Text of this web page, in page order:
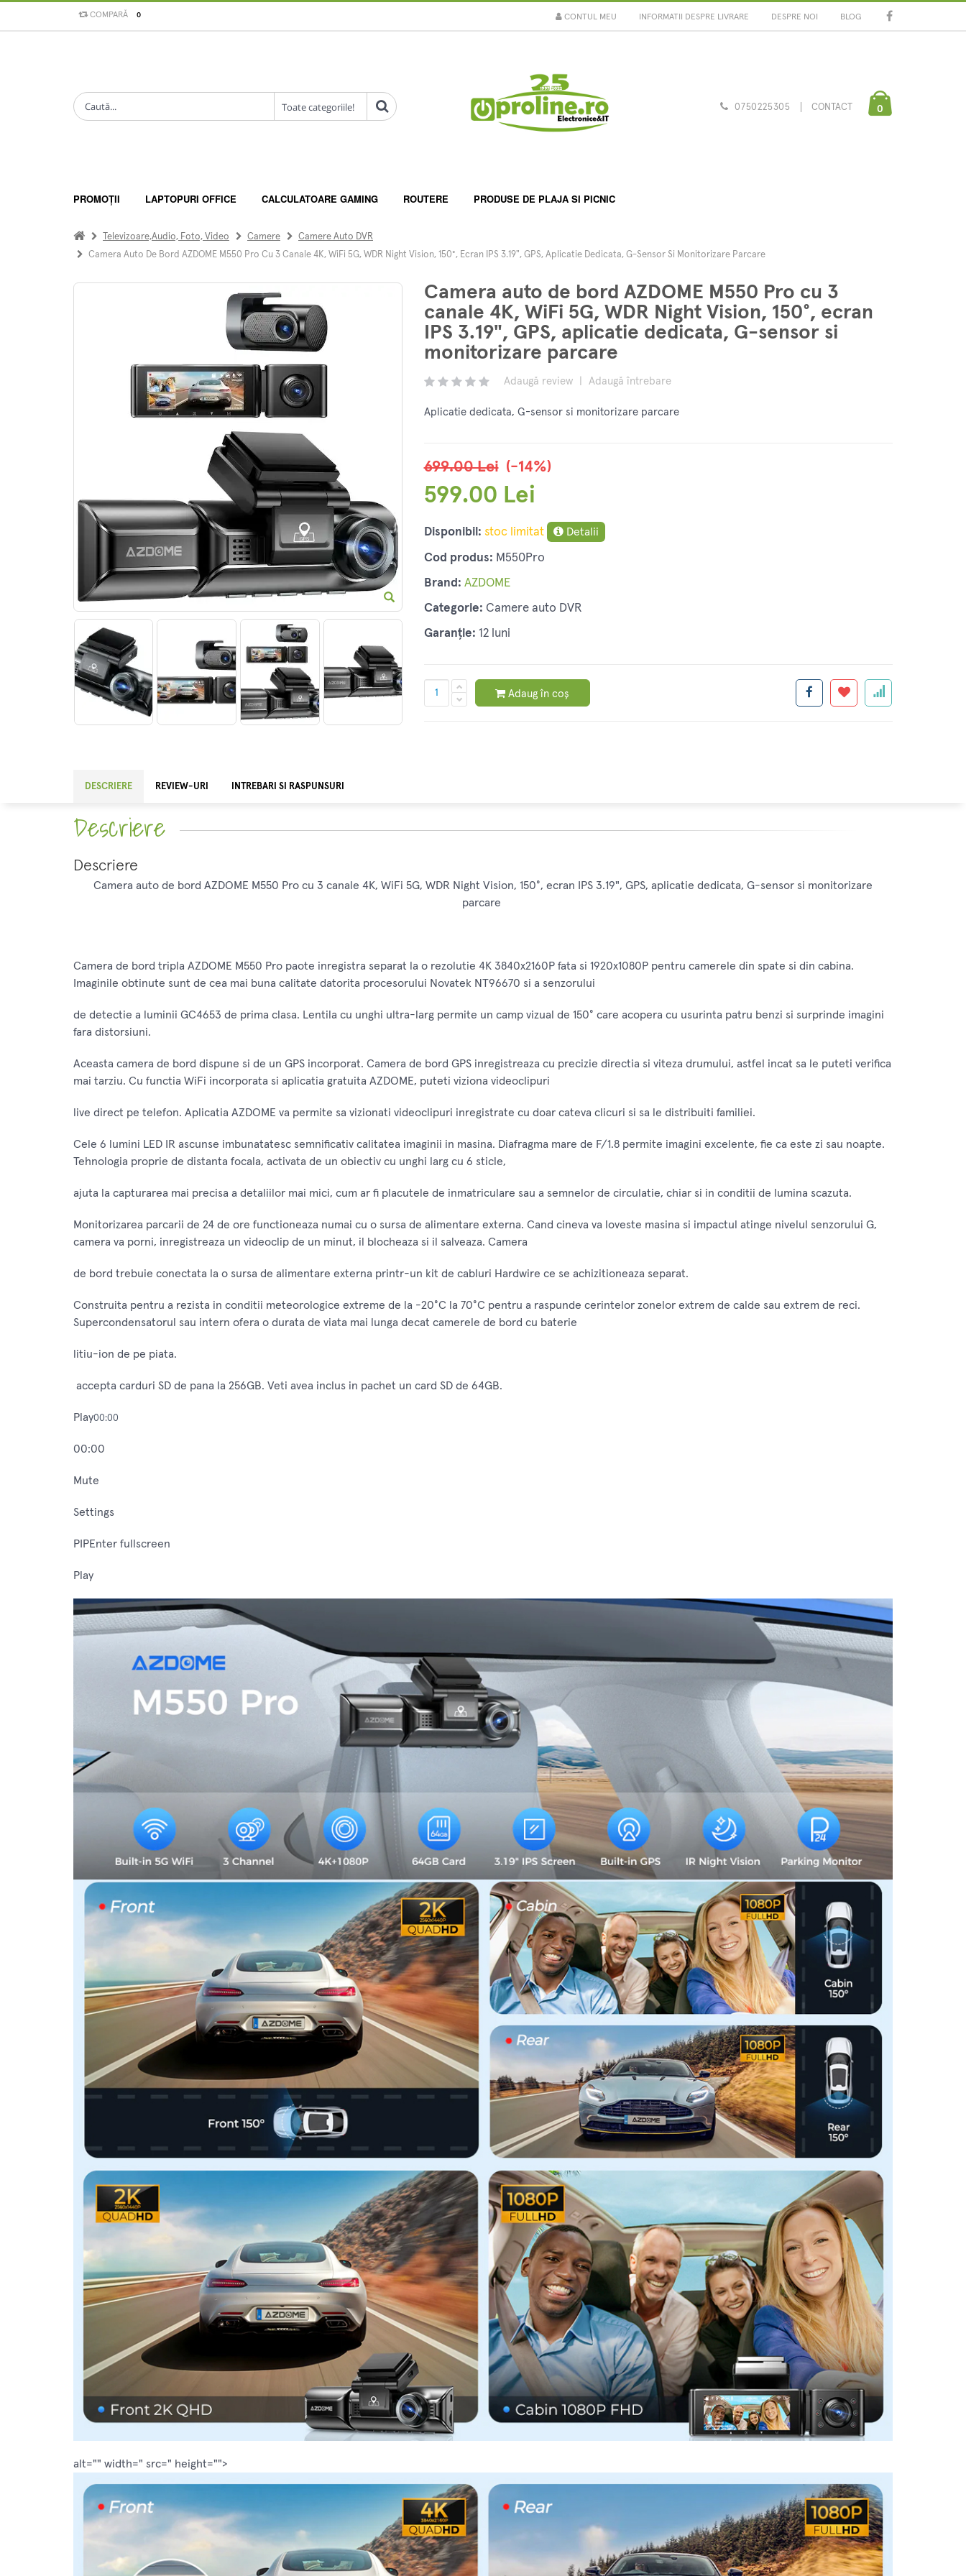
COMPARĂ 0 INFORMATII DESPRE LIVRARE DESPRE NOI BLOG
CONTUL MEU
0750225305 CONTACT 0
PROMOȚII LAPTOPURI OFFICE CALCULATOARE GAMING ROUTERE PRODUSE DE PLAJA SI PICNIC
Televizoare,Audio, Foto, Video Camere
Camere Auto DVR
Camera Auto De Bord AZDOME M550 Pro Cu 3 Canale 4K, WiFi 5G, WDR Night Vision, 150°, Ecran IPS 3.19", GPS, Aplicatie Dedicata, G-Sensor Si Monitorizare Parcare
Camera auto de bord AZDOME M550 Pro cu 3
canale 4K, WiFi 5G, WDR Night Vision, 150°, ecran
IPS 3.19", GPS, aplicatie dedicata, G-sensor si
monitorizare parcare
Adaugă review Adaugă întrebare
Aplicatie dedicata, G-sensor si monitorizare parcare
699.00 Lei (-14%)
599.00 Lei
Disponibil: stoc limitat Detalii
Cod produs: M550Pro
Brand: AZDOME
Categorie: Camere auto DVR
Garanție: 12 luni
Adaug în coș
DESCRIERE REVIEW-URI INTREBARI SI RASPUNSURI
Descriere
Descriere
Camera auto de bord AZDOME M550 Pro cu 3 canale 4K, WiFi 5G, WDR Night Vision, 150°, ecran IPS 3.19", GPS, aplicatie dedicata, G-sensor si monitorizare
parcare
Camera de bord tripla AZDOME M550 Pro paote inregistra separat la o rezolutie 4K 3840x2160P fata si 1920x1080P pentru camerele din spate si din cabina.
Imaginile obtinute sunt de cea mai buna calitate datorita procesorului Novatek NT96670 si a senzorului
de detectie a luminii GC4653 de prima clasa. Lentila cu unghi ultra-larg permite un camp vizual de 150° care acopera cu usurinta patru benzi si surprinde imagini
fara distorsiuni.
Aceasta camera de bord dispune si de un GPS incorporat. Camera de bord GPS inregistreaza cu precizie directia si viteza drumului, astfel incat sa le puteti verifica
mai tarziu. Cu functia WiFi incorporata si aplicatia gratuita AZDOME, puteti viziona videoclipuri
live direct pe telefon. Aplicatia AZDOME va permite sa vizionati videoclipuri inregistrate cu doar cateva clicuri si sa le distribuiti familiei.
Cele 6 lumini LED IR ascunse imbunatatesc semnificativ calitatea imaginii in masina. Diafragma mare de F/1.8 permite imagini excelente, fie ca este zi sau noapte.
Tehnologia proprie de distanta focala, activata de un obiectiv cu unghi larg cu 6 sticle,
ajuta la capturarea mai precisa a detaliilor mai mici, cum ar fi placutele de inmatriculare sau a semnelor de circulatie, chiar si in conditii de lumina scazuta.
Monitorizarea parcarii de 24 de ore functioneaza numai cu o sursa de alimentare externa. Cand cineva va loveste masina si impactul atinge nivelul senzorului G,
camera va porni, inregistreaza un videoclip de un minut, il blocheaza si il salveaza. Camera
de bord trebuie conectata la o sursa de alimentare externa printr-un kit de cabluri Hardwire ce se achizitioneaza separat.
Construita pentru a rezista in conditii meteorologice extreme de la -20°C la 70°C pentru a raspunde cerintelor zonelor extrem de calde sau extrem de reci.
Supercondensatorul sau intern ofera o durata de viata mai lunga decat camerele de bord cu baterie
litiu-ion de pe piata.
accepta carduri SD de pana la 256GB. Veti avea inclus in pachet un card SD de 64GB.
Play00:00
00:00
Mute
Settings
PIPEnter fullscreen
Play
alt="" width=" src=" height="">